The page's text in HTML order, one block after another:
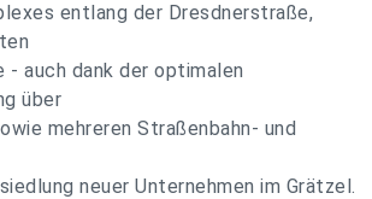
entlang der Dresdnerstraße,
auch dank der optimalen
über
mehreren Straßenbahn- und
neuer Unternehmen im Grätzel.